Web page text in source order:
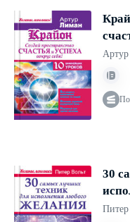
10
По
30
Питер